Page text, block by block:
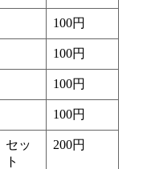
100円
100円
100円
100円
セッ
ト
200円